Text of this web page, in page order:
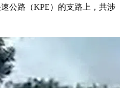
公路（KPE）的支路上，共涉